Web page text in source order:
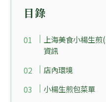
目錄
上海美食小楊生
資訊
店內環境
小楊生煎包菜單